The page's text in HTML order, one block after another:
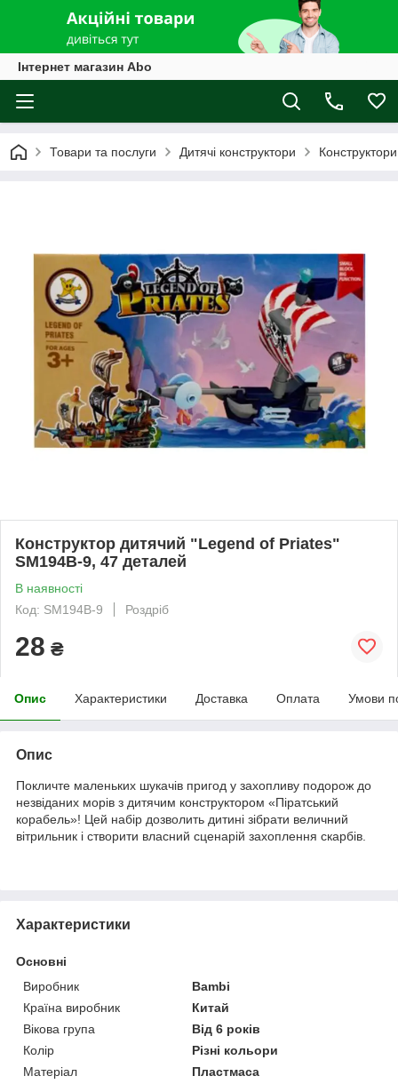
Інтернет магазин Abo
Товари та послуги Дитячі конструктори
Конструктор дитячий "Legend of Priates"
SM194B-9, 47 деталей
В наявності
Код: SM194B-9
Роздріб
28 ₴
Опис Характеристики Доставка Оплата Умови
Опис
Покличте маленьких шукачів пригод у захопливу подорож до
незвіданих морів з дитячим конструктором «Піратський
корабель»! Цей набір дозволить дитині зібрати величний
вітрильник і створити власний сценарій захоплення скарбів.
Характеристики
Основні
Виробник
Bambi
Країна виробник
Китай
Вікова група
Від 6 років
Колір
Різні кольори
Матеріал
Пластмаса